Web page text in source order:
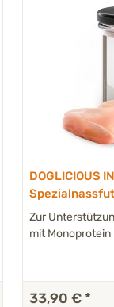
DOGLICIOUS
erhöhter
- 6 x 290 g
Zur
mit
33,90 € *